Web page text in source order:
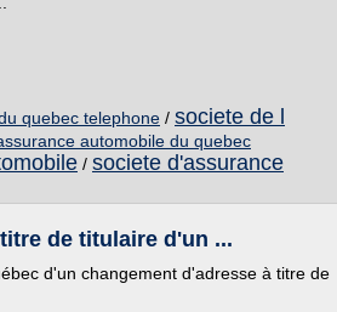
quebec telephone / societe de l
automobile du quebec
/ societe d'assurance
de titulaire d'un ...
d'un changement d'adresse à titre de